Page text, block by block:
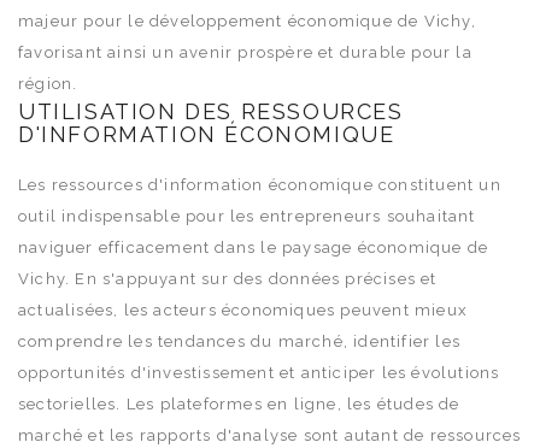
majeur pour le développement économique de Vichy,
favorisant ainsi un avenir prospère et durable pour la
région.
UTILISATION DES RESSOURCES
D'INFORMATION ÉCONOMIQUE
Les ressources d'information économique constituent un
outil indispensable pour les entrepreneurs souhaitant
naviguer efficacement dans le paysage économique de
Vichy. En s'appuyant sur des données précises et
actualisées, les acteurs économiques peuvent mieux
comprendre les tendances du marché, identifier les
opportunités d'investissement et anticiper les évolutions
sectorielles. Les plateformes en ligne, les études de
marché et les rapports d'analyse sont autant de ressources